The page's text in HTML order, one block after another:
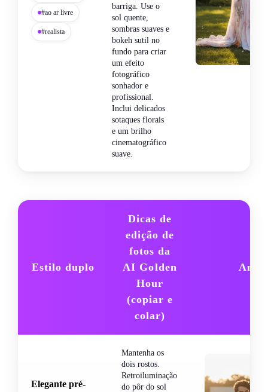
#ao ar livre
#realista
barriga. Use o
sol quente,
sombras suaves e
bokeh sutil no
fundo para criar
um efeito
fotográfico
sonhador e
profissional.
Inclui delicados
sotaques florais
e um brilho
cinematográfico
suave.
Estilo duplo
Dicas de
edição de
fotos da
AI Golden
Hour
(copiar e
colar)
Elegante pré-
Mantenha os
dois rostos.
Retroiluminação
do pôr do sol